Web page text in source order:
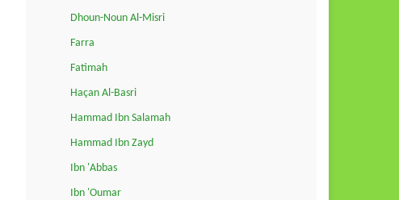
Dhoun-Noun Al-Misri
Farra
Fatimah
Haçan Al-Basri
Hammad Ibn Salamah
Hammad Ibn Zayd
Ibn 'Abbas
Ibn 'Oumar